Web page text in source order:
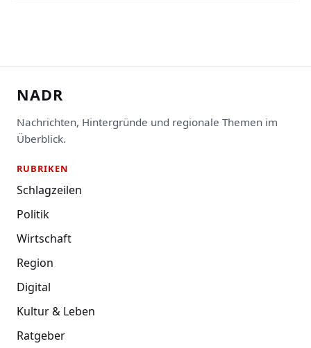
NADR
Nachrichten, Hintergründe und regionale Themen im
Überblick.
RUBRIKEN
Schlagzeilen
Politik
Wirtschaft
Region
Digital
Kultur & Leben
Ratgeber